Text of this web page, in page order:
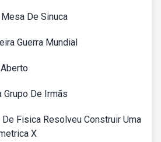
De Sinuca
Guerra Mundial
Grupo De Irmãs
Fisica Resolveu Construir Uma
X